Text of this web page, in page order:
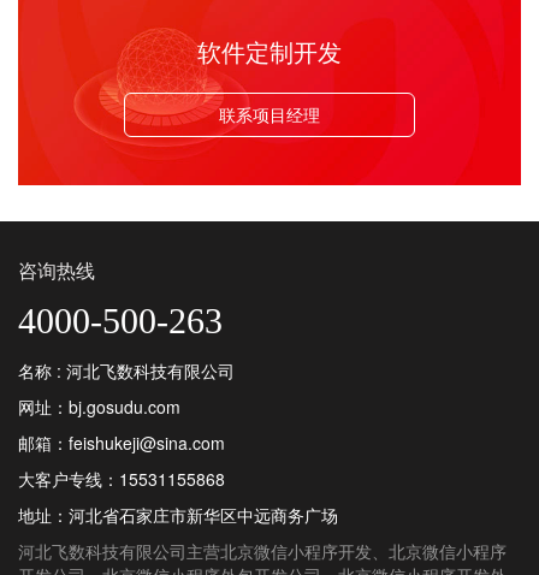
软件定制开发
联系项目经理
咨询热线
4000-500-263
名称 : 河北飞数科技有限公司
网址：bj.gosudu.com
邮箱：feishukeji@sina.com
大客户专线： 15531155868
地址：河北省石家庄市新华区中远商务广场
河北飞数科技有限公司主营北京微信小程序开发
北京微信小程序